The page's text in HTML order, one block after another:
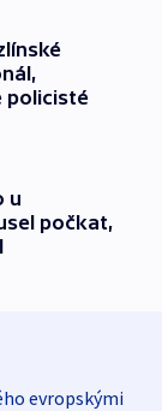
policisté
u
počkat,
evropskými